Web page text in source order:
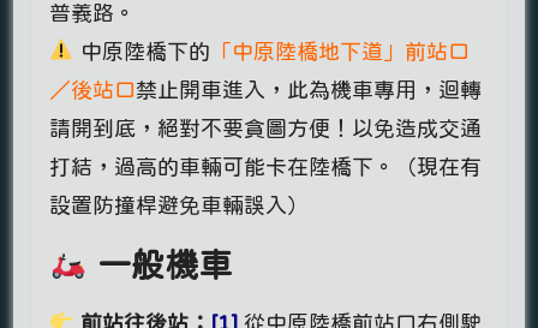
普義路。
中原陸橋下的 「中原陸橋地下道」前站口
／後站口禁止開車進入，此為機車專用，迴轉
請開到底，絕對不要貪圖方便！以免造成交通
打結，過高的車輛可能卡在陸橋下。（現在有
設置防撞桿避免車輛誤入）
一般機車
前站往後站： [1] 從中原陸橋前站口右側駛